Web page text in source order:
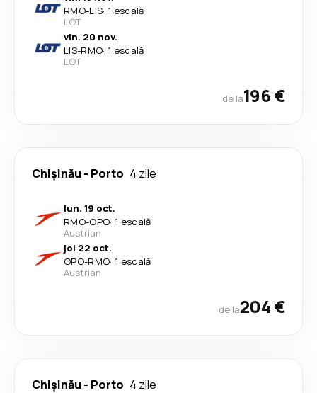
RMO-LIS· 1 escală
LOT
vin. 20 nov.
LIS-RMO· 1 escală
LOT
de la196 €
Chișinău - Porto 4 zile
lun. 19 oct.
RMO-OPO· 1 escală
Austrian
joi 22 oct.
OPO-RMO· 1 escală
Austrian
de la204 €
Chișinău - Porto 4 zile